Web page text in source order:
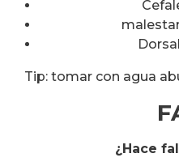
Tip: tomar con agua
¿Hace